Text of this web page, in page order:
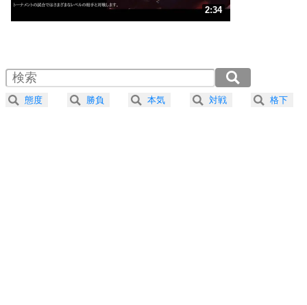
人生、なんとかなるもの。
気楽に生きる30の方法
4 器の大きい人は、怒りを優しさで表現する。
プラス思考
2:34
2.0倍速 （303KB 1分17秒）
2.5倍速 （243KB 1分1秒）
3.0倍速 （203KB 51秒）
態度 勝負 本気 対戦 格下